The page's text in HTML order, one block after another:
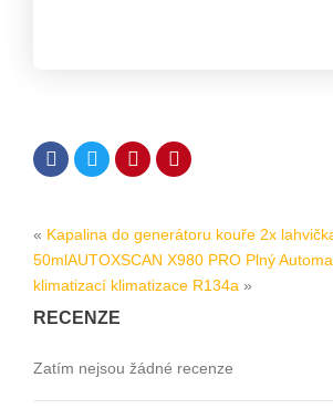
« Kapalina do generátoru kouře 2x
50mlAUTOXSCAN X980 PRO Plný
klimatizací klimatizace R134a »
RECENZE
Zatím nejsou žádné recenze